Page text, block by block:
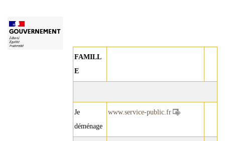
FAMILL
E
Je
déménage
www.service-public.fr